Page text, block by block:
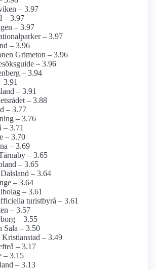
– 3.97
– 3.97
– 3.97
– 3.97
– 3.96
Grimeton – 3.96
– 3.96
– 3.94
3.91
– 3.91
– 3.88
– 3.77
– 3.76
– 3.71
– 3.70
– 3.69
– 3.65
– 3.65
– 3.64
– 3.64
– 3.61
turistbyrå – 3.61
– 3.57
– 3.55
Sala – 3.50
Kristianstad – 3.49
– 3.17
– 3.15
– 3.13